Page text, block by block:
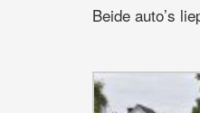
Beide auto’s